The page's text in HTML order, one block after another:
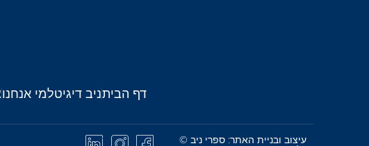
דף הביתניב דיגיטלמי אנחנו
עיצוב ובניית האתר: ספרי ניב ©